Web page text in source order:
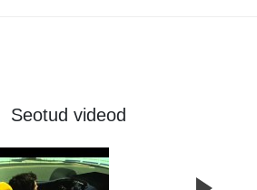
Seotud videod